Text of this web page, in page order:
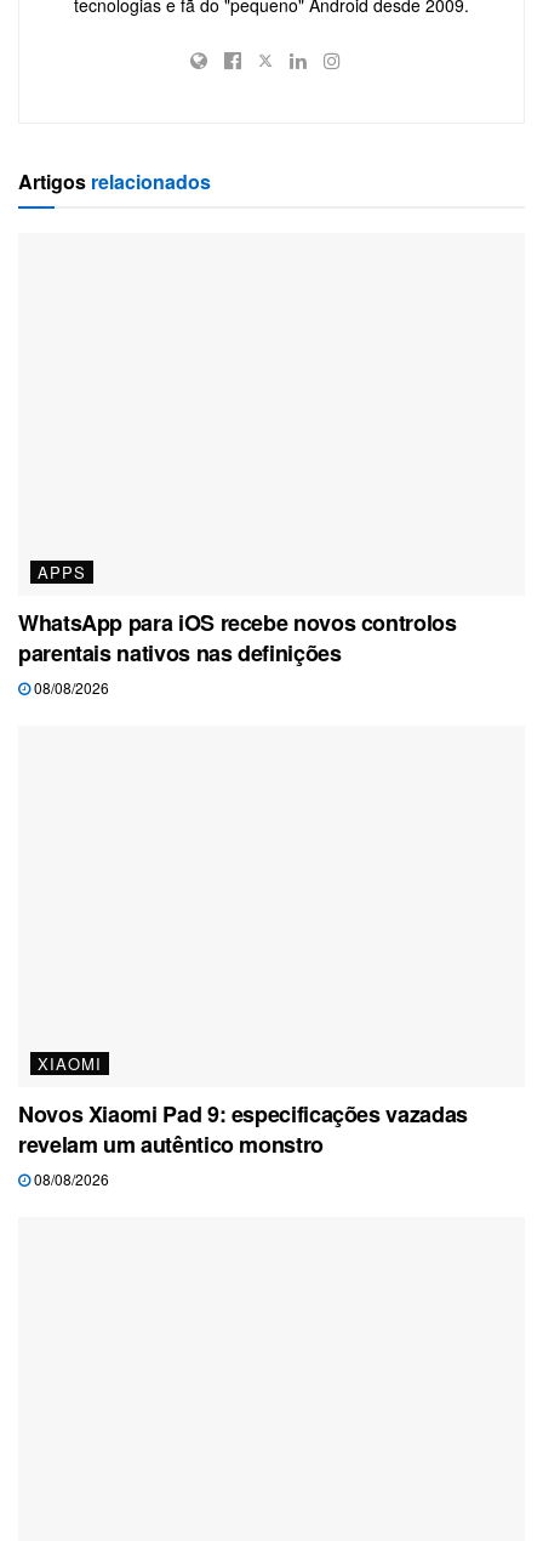
Artigos relacionados
APPS
WhatsApp para iOS recebe novos controlos
parentais nativos nas definições
08/08/2026
XIAOMI
Novos Xiaomi Pad 9: especificações vazadas
revelam um autêntico monstro
08/08/2026